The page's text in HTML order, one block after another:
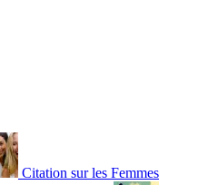
Citation sur les Femmes